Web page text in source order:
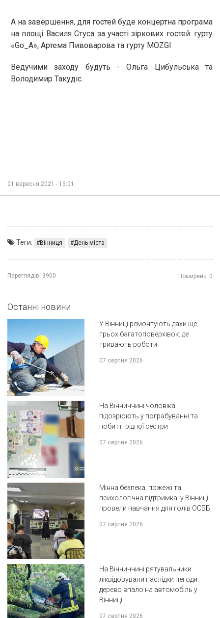
А на завершення, для гостей буде концертна програма
на площі Василя Стуса за участі зіркових гостей: гурту
«Go _А», Артема Пивоварова та гурту MOZGI
Ведучими заходу будуть - Ольга Цибульська та
Володимир Такудіс.
01 вересня 2021 - 15:01
Теги: Вінниця День міста
Переглядів: 3900 Поширень: 0
Останні новини
У Вінниці ремонтують дахи ще
трьох багатоповерхівок: де
тривають роботи
07 серпня 2026
На Вінниччині чоловіка
підозрюють у пограбуванні та
побитті рідної сестри
07 серпня 2026
Мінна безпека, пожежі та
психологічна підтримка: у Вінниці
провели навчання для голів ОСББ
07 серпня 2026
На Вінниччині рятувальники
ліквідовували наслідки негоди:
дерево впало на автомобіль у
Вінниці
07 серпня 2026